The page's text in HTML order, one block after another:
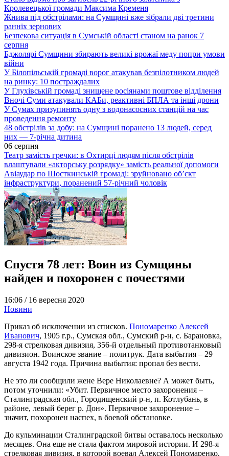
Кролевецької громади Максима Кременя
Жнива під обстрілами: на Сумщині вже зібрали дві третини
ранніх зернових
Безпекова ситуація в Сумській області станом на ранок 7
серпня
Бджолярі Сумщини збирають великі врожаї меду попри умови
війни
У Білопільській громаді ворог атакував безпілотником людей
на ринку: 10 постраждалих
У Глухівській громаді знищене росіянами поштове відділення
Вночі Суми атакували КАБи, реактивні БПЛА та інші дрони
У Сумах призупинять одну з водонасосних станцій на час
проведення ремонту
48 обстрілів за добу: на Сумщині поранено 13 людей, серед
них — 7-річна дитина
06 серпня
Театр замість гречки: в Охтирці людям після обстрілів
влаштували «акторську розрядку» замість реальної допомоги
Авіаудар по Шосткинській громаді: зруйновано об’єкт
інфраструктури, поранений 57-річний чоловік
Спустя 78 лет: Воин из Сумщины
найден и похоронен с почестями
16:06 / 16 вересня 2020
Новини
Приказ об исключении из списков. Пономаренко Алексей
Иванович, 1905 г.р., Сумская обл., Сумский р-н, с. Барановка,
298-я стрелковая дивизия, 356-й отдельный противотанковый
дивизион. Воинское звание – политрук. Дата выбытия – 29
августа 1942 года. Причина выбытия: пропал без вести.
Не это ли сообщили жене Вере Николаевне? А может быть,
потом уточнили: «Убит. Первичное место захоронения –
Сталинградская обл., Городищенский р-н, п. Котлубань, в
районе, левый берег р. Дон». Первичное захоронение –
значит, похоронен наспех, в боевой обстановке.
До кульминации Сталинградской битвы оставалось несколько
месяцев. Она еще не стала фактом мировой истории. И 298-я
стрелковая дивизия, в которой воевал Алексей Пономаренко,